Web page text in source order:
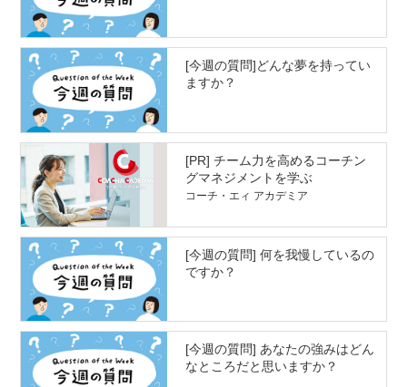
[今週の質問]どんな夢を持ってい
ますか？
[PR] チーム力を高めるコーチン
グマネジメントを学ぶ
コーチ・エィ アカデミア
[今週の質問] 何を我慢しているの
ですか？
[今週の質問] あなたの強みはどん
なところだと思いますか？